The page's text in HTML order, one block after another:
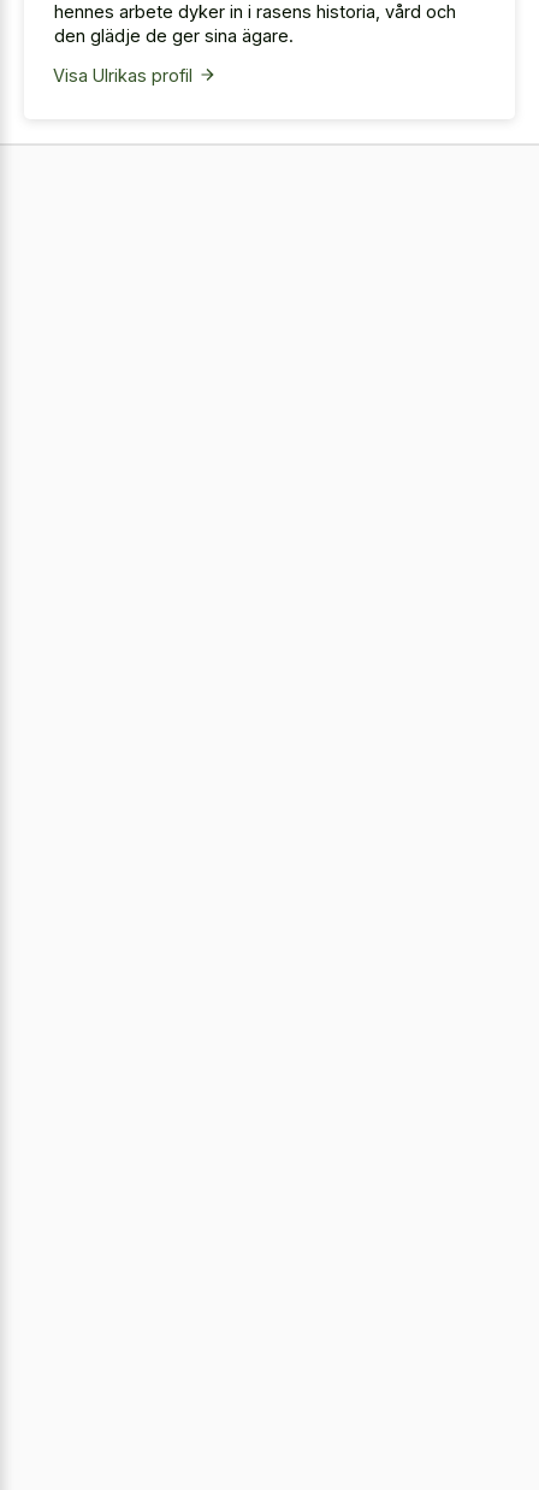
hennes arbete dyker in i rasens historia, vård och
den glädje de ger sina ägare.
Visa Ulrikas profil